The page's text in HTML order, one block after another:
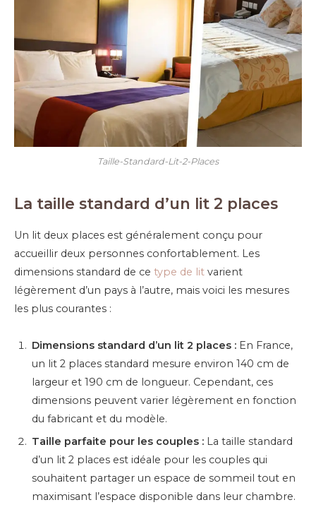
Taille-Standard-Lit-2-Places
La taille standard d’un lit 2 places
Un lit deux places est généralement conçu pour
accueillir deux personnes confortablement. Les
dimensions standard de ce type de lit varient
légèrement d’un pays à l’autre, mais voici les mesures
les plus courantes :
Dimensions standard d’un lit 2 places : En France,
un lit 2 places standard mesure environ 140 cm de
largeur et 190 cm de longueur. Cependant, ces
dimensions peuvent varier légèrement en fonction
du fabricant et du modèle.
Taille parfaite pour les couples : La taille standard
d’un lit 2 places est idéale pour les couples qui
souhaitent partager un espace de sommeil tout en
maximisant l’espace disponible dans leur chambre.